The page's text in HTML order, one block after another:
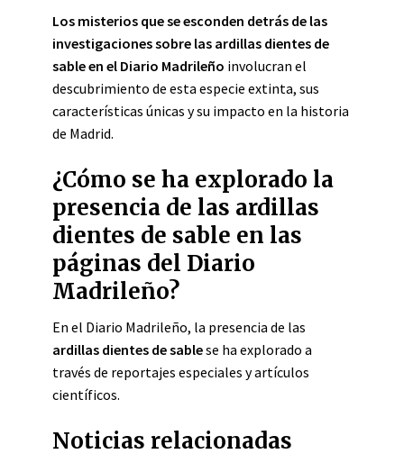
Los misterios que se esconden detrás de las
investigaciones sobre las ardillas dientes de
sable en el Diario Madrileño involucran el
descubrimiento de esta especie extinta, sus
características únicas y su impacto en la historia
de Madrid.
¿Cómo se ha explorado la
presencia de las ardillas
dientes de sable en las
páginas del Diario
Madrileño?
En el Diario Madrileño, la presencia de las
ardillas dientes de sablese ha explorado a
través de reportajes especiales y artículos
científicos.
Noticias relacionadas